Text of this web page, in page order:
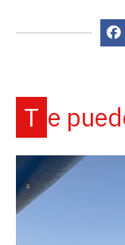
Te